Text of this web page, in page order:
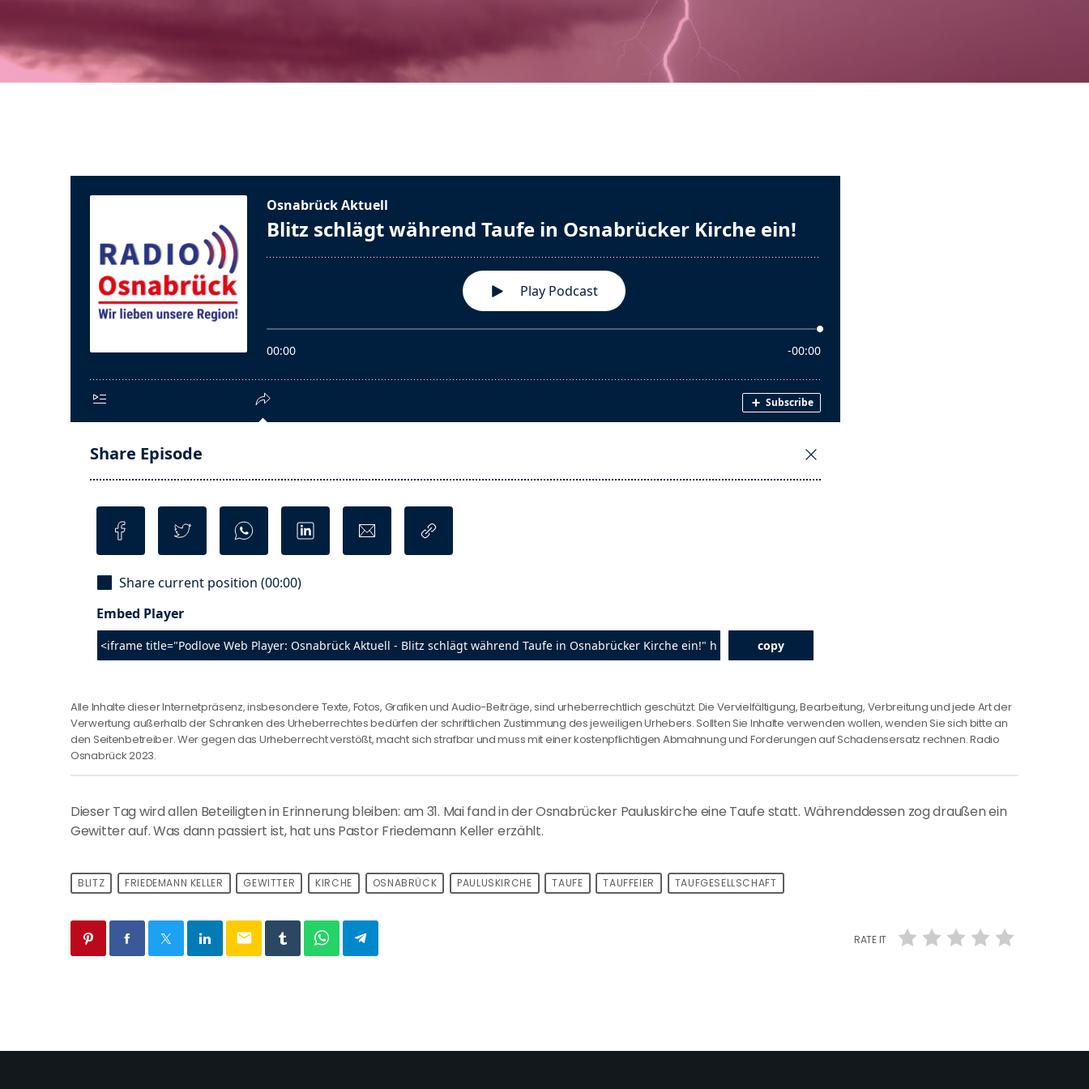
Alle Inhalte dieser Internetpräsenz, insbesondere Texte, Fotos, Grafiken und Audio-Beiträge, sind urheberrechtlich geschützt. Die Vervielfältigung, Bearbeitung, Verbreitung und jede Art der
Verwertung außerhalb der Schranken des Urheberrechtes bedürfen der schriftlichen Zustimmung des jeweiligen Urhebers. Sollten Sie Inhalte verwenden wollen, wenden Sie sich bitte an
den Seitenbetreiber. Wer gegen das Urheberrecht verstößt, macht sich strafbar und muss mit einer kostenpflichtigen Abmahnung und Forderungen auf Schadensersatz rechnen. Radio
Osnabrück 2023.
Dieser Tag wird allen Beteiligten in Erinnerung bleiben: am 31. Mai fand in der Osnabrücker Pauluskirche eine Taufe statt. Währenddessen zog draußen ein
Gewitter auf. Was dann passiert ist, hat uns Pastor Friedemann Keller erzählt.
BLITZ FRIEDEMANN KELLER GEWITTER KIRCHE OSNABRÜCK PAULUSKIRCHE TAUFE TAUFFEIER TAUFGESELLSCHAFT
email RATE IT